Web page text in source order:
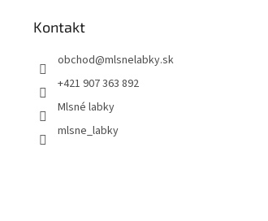
Kontakt
obchod@mlsnelabky.sk
+421 907 363 892
Mlsné labky
mlsne_labky